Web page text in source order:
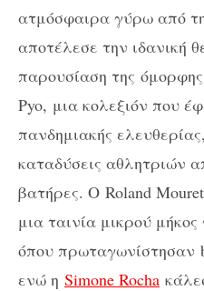
ατμόσφαιρα γύρω από
αποτέλεσε την ιδανική
παρουσίαση της όμορφης
Pyo, μια κολεξιόν που
πανδημιακής
καταδύσεις αθλητριών
βατήρες. Ο Roland Mouret
μια ταινία μικρού
όπου πρωταγωνίστησαν
ενώ η Simone Rocha